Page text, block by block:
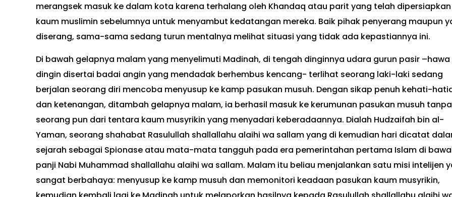
merangsek masuk ke dalam kota karena terhalang oleh Khandaq atau parit yang telah dipersiapkan
kaum muslimin sebelumnya untuk menyambut kedatangan mereka. Baik pihak penyerang maupun
diserang, sama-sama sedang turun mentalnya melihat situasi yang tidak ada kepastiannya ini.
Di bawah gelapnya malam yang menyelimuti Madinah, di tengah dinginnya udara gurun pasir –hawa
dingin disertai badai angin yang mendadak berhembus kencang- terlihat seorang laki-laki sedang
berjalan seorang diri mencoba menyusup ke kamp pasukan musuh. Dengan sikap penuh kehati-
dan ketenangan, ditambah gelapnya malam, ia berhasil masuk ke kerumunan pasukan musuh tanpa
seorang pun dari tentara kaum musyrikin yang menyadari keberadaannya. Dialah Hudzaifah bin al-
Yaman, seorang shahabat Rasulullah shallallahu alaihi wa sallam yang di kemudian hari dicatat
sejarah sebagai Spionase atau mata-mata tangguh pada era pemerintahan pertama Islam di
panji Nabi Muhammad shallallahu alaihi wa sallam. Malam itu beliau menjalankan satu misi intelijen
sangat berbahaya: menyusup ke kamp musuh dan memonitori keadaan pasukan kaum musyrikin,